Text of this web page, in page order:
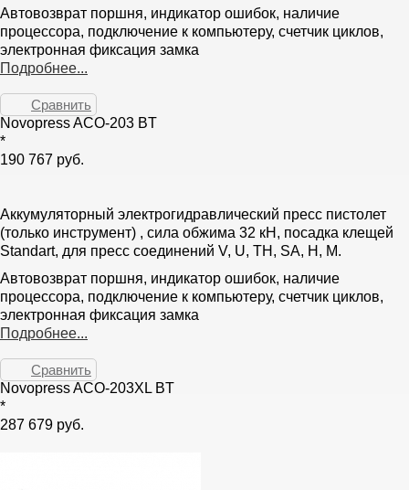
Автовозврат поршня, индикатор ошибок, наличие
процессора, подключение к компьютеру, счетчик циклов,
электронная фиксация замка
Подробнее...
Сравнить
Novopress ACO-203 BT
*
190 767 руб.
Аккумуляторный электрогидравлический пресс пистолет
(только инструмент) , сила обжима 32 кН, посадка клещей
Standart, для пресс соединений V, U, TH, SA, H, M.
Автовозврат поршня, индикатор ошибок, наличие
процессора, подключение к компьютеру, счетчик циклов,
электронная фиксация замка
Подробнее...
Сравнить
Novopress ACO-203XL BT
*
287 679 руб.